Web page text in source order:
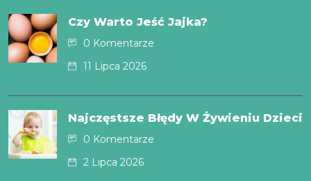
Czy Warto Jeść Jajka?
0 Komentarze
11 Lipca 2026
Najczęstsze Błędy W Żywieniu Dzieci
0 Komentarze
2 Lipca 2026